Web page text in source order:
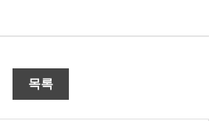
목록